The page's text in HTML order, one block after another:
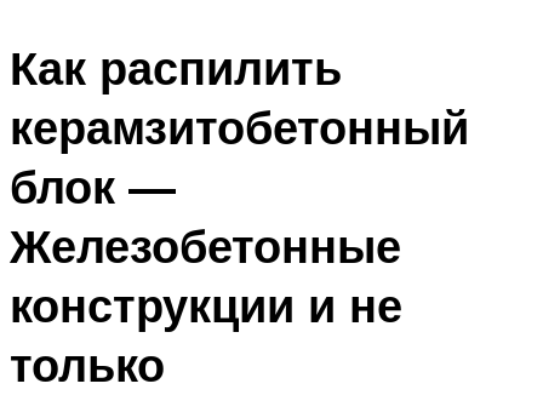
Как распилить
керамзитобетонный
блок —
Железобетонные
конструкции и не
только